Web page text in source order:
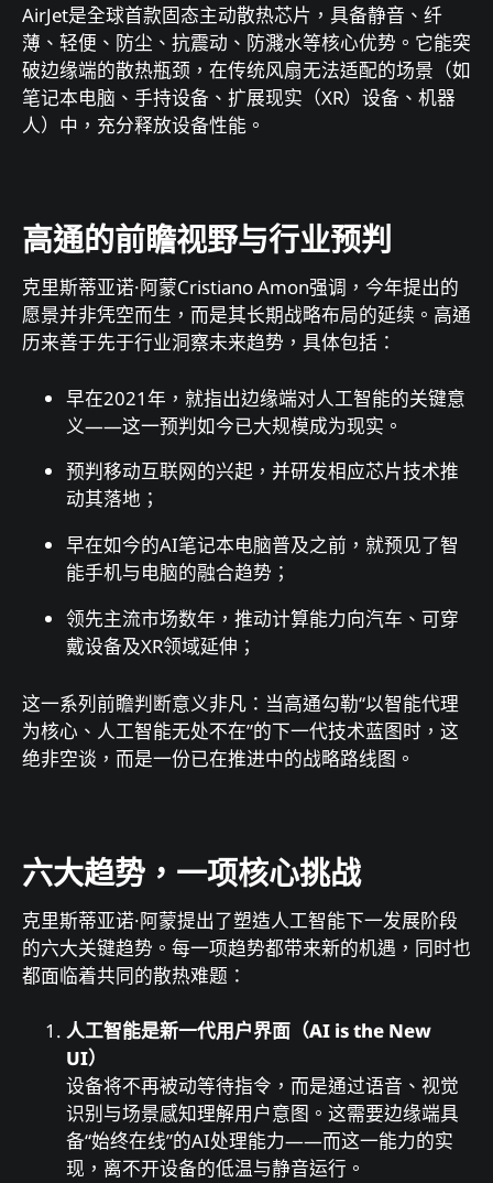
AirJet是全球首款固态主动散热芯片，具备静音、纤
薄、轻便、防尘、抗震动、防濺水等核心优势。它能突
破边缘端的散热瓶颈，在传统风扇无法适配的场景（如
笔记本电脑、手持设备、扩展现实（XR）设备、机器
人）中，充分释放设备性能。
高通的前瞻视野与行业预判
克里斯蒂亚诺·阿蒙Cristiano Amon强调，今年提出的
愿景并非凭空而生，而是其长期战略布局的延续。高通
历来善于先于行业洞察未来趋势，具体包括：
早在2021年，就指出边缘端对人工智能的关键意
义——这一预判如今已大规模成为现实。
预判移动互联网的兴起，并研发相应芯片技术推
动其落地；
早在如今的AI笔记本电脑普及之前，就预见了智
能手机与电脑的融合趋势；
领先主流市场数年，推动计算能力向汽车、可穿
戴设备及XR领域延伸；
这一系列前瞻判断意义非凡：当高通勾勒“以智能代理
为核心、人工智能无处不在”的下一代技术蓝图时，这
绝非空谈，而是一份已在推进中的战略路线图。
六大趋势，一项核心挑战
克里斯蒂亚诺·阿蒙提出了塑造人工智能下一发展阶段
的六大关键趋势。每一项趋势都带来新的机遇，同时也
都面临着共同的散热难题：
人工智能是新一代用户界面（AI is the New
UI）
设备将不再被动等待指令，而是通过语音、视觉
识别与场景感知理解用户意图。这需要边缘端具
备“始终在线”的AI处理能力——而这一能力的实
现，离不开设备的低温与静音运行。